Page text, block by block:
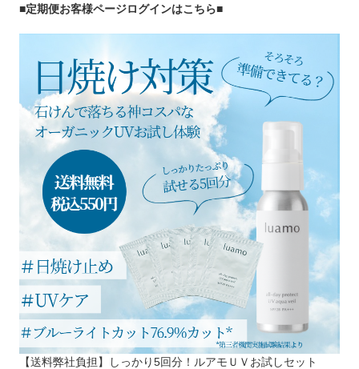
■定期便お客様ページログインはこちら■
【送料弊社負担】しっかり5回分！ルアモＵＶお試しセット